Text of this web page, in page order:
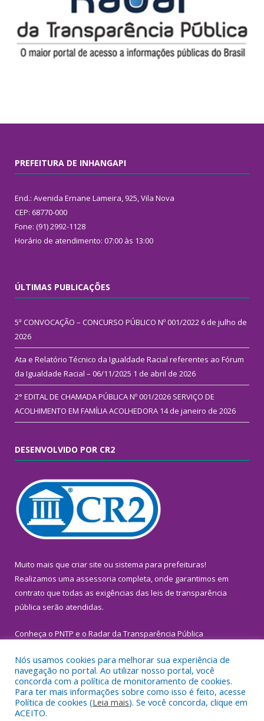
PREFEITURA DE INHANGAPI
End.: Avenida Ernane Lameira, 925, Vila Nova
CEP: 68770-000
Fone: (91) 2992-1128
Horário de atendimento: 07:00 às 13:00
ÚLTIMAS PUBLICAÇÕES
5ª CONVOCAÇÃO – CONCURSO PÚBLICO Nº 001/2022 6 de julho de
2026
Ata e Relatório Técnico da Igualdade Racial referentes ao Fórum
da Igualdade Racial – 06/11/2025 1 de abril de 2026
2° EDITAL DE CHAMADA PÚBLICA Nº 001/2026 SERVIÇO DE
ACOLHIMENTO EM FAMÍLIA ACOLHEDORA 14 de janeiro de 2026
DESENVOLVIDO POR CR2
Muito mais que criar site ou sistema para prefeituras!
Realizamos uma assessoria completa, onde garantimos em
contrato que todas as exigências das leis de transparência
pública serão atendidas.
Conheça o PNTP e o Radar da Transparência Pública
Todos os direitos reservados a Prefeitura Municipal de
Inhangapi.
Nós usamos cookies para melhorar sua experiência de
navegação no portal. Ao utilizar nosso portal, você
concorda com a política de monitoramento de cookies.
Para ter mais informações sobre como isso é feito, acesse
Política de cookies (Leia mais). Se você concorda, clique em
ACEITO.